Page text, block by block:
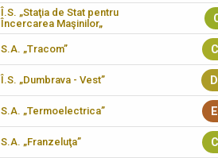
Î.S. „Staţia de Stat pentru
Încercarea Maşinilor„
S.A. „Tracom”
Î.S. „Dumbrava - Vest”
S.A. „Termoelectrica”
S.A. „Franzeluţa”